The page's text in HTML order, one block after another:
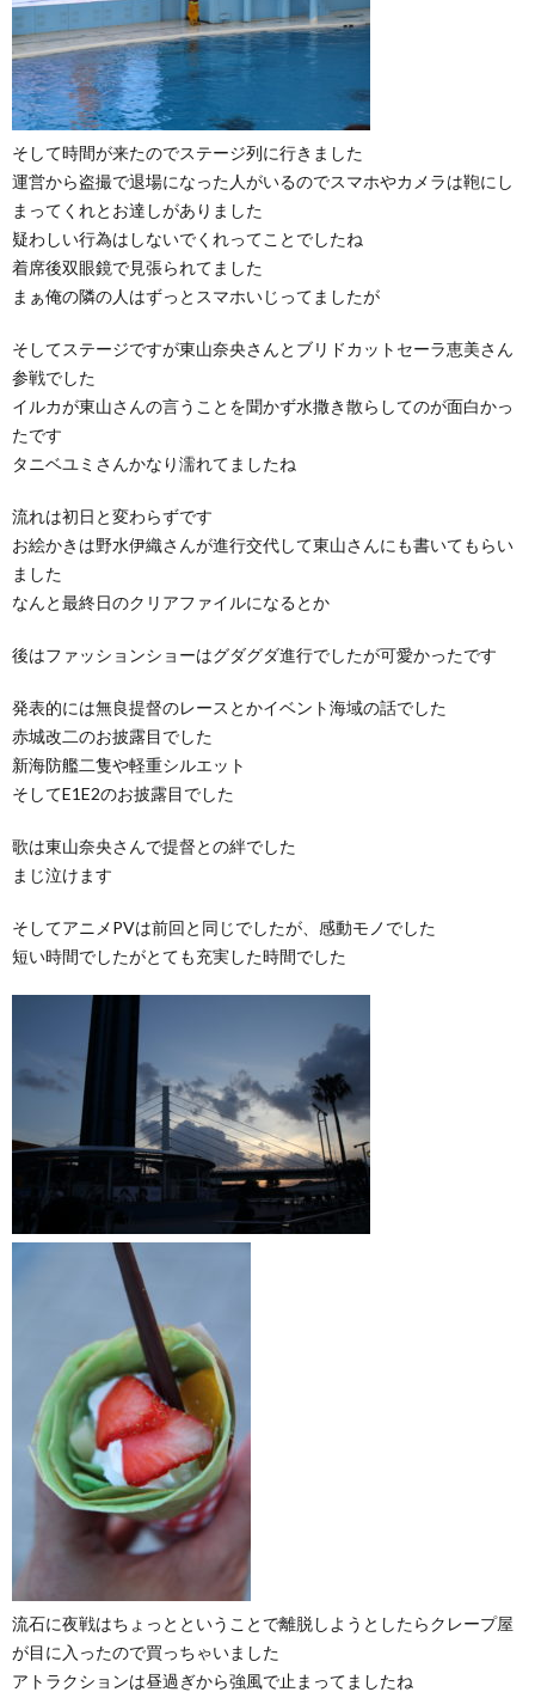
そして時間が来たのでステージ列に行きました
運営から盗撮で退場になった人がいるのでスマホやカメラは鞄にし
まってくれとお達しがありました
疑わしい行為はしないでくれってことでしたね
着席後双眼鏡で見張られてました
まぁ俺の隣の人はずっとスマホいじってましたが
そしてステージですが東山奈央さんとブリドカットセーラ恵美さん
参戦でした
イルカが東山さんの言うことを聞かず水撒き散らしてのが面白かっ
たです
タニベユミさんかなり濡れてましたね
流れは初日と変わらずです
お絵かきは野水伊織さんが進行交代して東山さんにも書いてもらい
ました
なんと最終日のクリアファイルになるとか
後はファッションショーはグダグダ進行でしたが可愛かったです
発表的には無良提督のレースとかイベント海域の話でした
赤城改二のお披露目でした
新海防艦二隻や軽重シルエット
そしてE1E2のお披露目でした
歌は東山奈央さんで提督との絆でした
まじ泣けます
そしてアニメPVは前回と同じでしたが、感動モノでした
短い時間でしたがとても充実した時間でした
流石に夜戦はちょっとということで離脱しようとしたらクレープ屋
が目に入ったので買っちゃいました
アトラクションは昼過ぎから強風で止まってましたね